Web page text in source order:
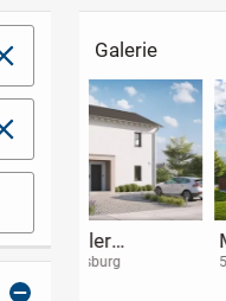
schließen
schließen
Galerie
-
Weiße
Düsseldorf-
40474 Düsseldorf